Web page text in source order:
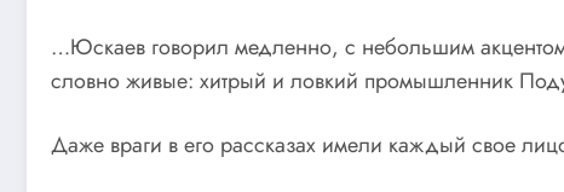
…Юскаев говорил медленно, с небольшим
словно живые: хитрый и ловкий промышленник
Даже враги в его рассказах имели каждый свое